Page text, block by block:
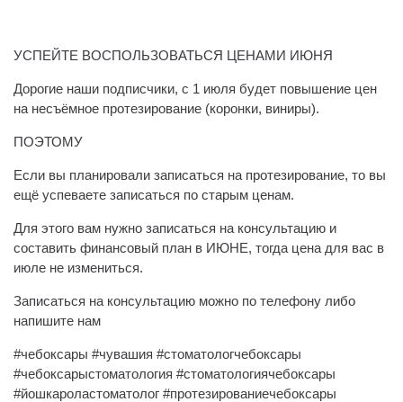
УСПЕЙТЕ ВОСПОЛЬЗОВАТЬСЯ ЦЕНАМИ ИЮНЯ
Дорогие наши подписчики, с 1 июля будет повышение цен
на несъёмное протезирование (коронки, виниры).
ПОЭТОМУ
Если вы планировали записаться на протезирование, то вы
ещё успеваете записаться по старым ценам.
Для этого вам нужно записаться на консультацию и
составить финансовый план в ИЮНЕ, тогда цена для вас в
июле не измениться.
Записаться на консультацию можно по телефону либо
напишите нам
#чебоксары #чувашия #стоматологчебоксары
#чебоксарыстоматология #стоматологиячебоксары
#йошкароластоматолог #протезированиечебоксары